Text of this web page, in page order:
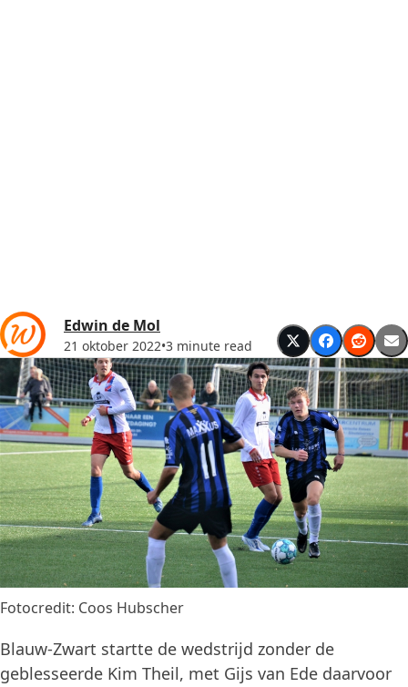
Edwin de Mol
21 oktober 2022•3 minute read
Fotocredit: Coos Hubscher
Blauw-Zwart startte de wedstrijd zonder de
geblesseerde Kim Theil, met Gijs van Ede daarvoor